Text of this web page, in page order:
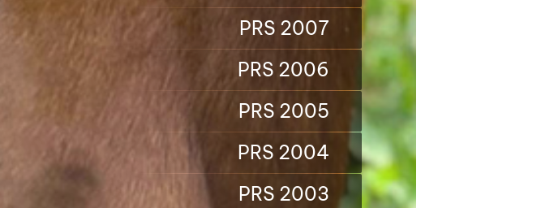
PRS 2007
PRS 2006
PRS 2005
PRS 2004
PRS 2003